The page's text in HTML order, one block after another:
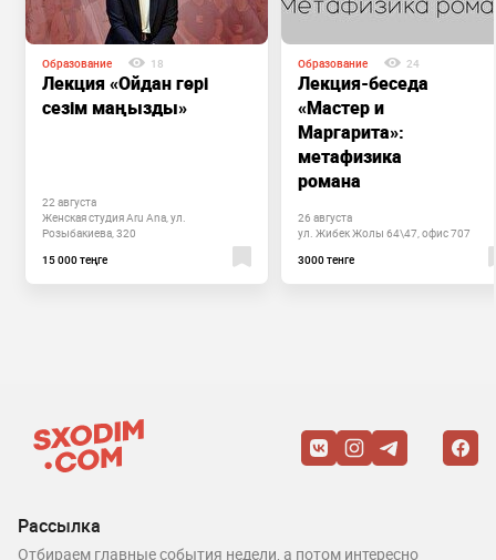
Образование 18
Лекция «Ойдан гөрі
сезім маңызды»
22 августа
Женская студия Aru Ana, ул.
Розыбакиева, 320
15 000 теңге
Образование 24
Лекция-беседа
«Мастер и
Маргарита»:
метафизика
романа
26 августа
ул. Жибек Жолы 64\47, офис 707
3000 тенге
Рассылка
Отбираем главные события недели, а потом интересно